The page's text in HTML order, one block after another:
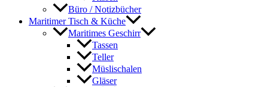
Büro / Notizbücher
Maritimer Tisch & Küche
Maritimes Geschirr
Tassen
Teller
Müslischalen
Gläser